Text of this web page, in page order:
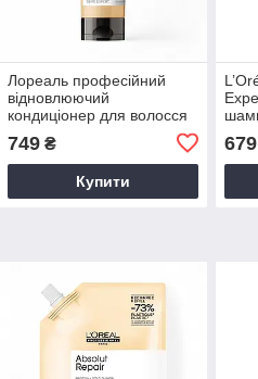
Лореаль професійний
відновлюючий
кондиціонер для волосся
L’Oréal Professionnel Serie
Expert Absolut Repair 200
мл
749₴
Купити
679